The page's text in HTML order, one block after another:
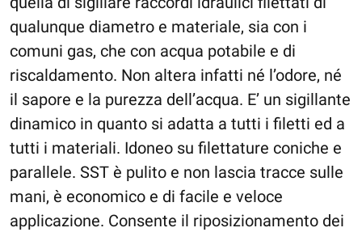
qualunque diametro e materiale, sia con i
comuni gas, che con acqua potabile e di
riscaldamento. Non altera infatti né l’odore, né
il sapore e la purezza dell’acqua. E’ un sigillante
dinamico in quanto si adatta a tutti i filetti ed a
tutti i materiali. Idoneo su filettature coniche e
parallele. SST è pulito e non lascia tracce sulle
mani, è economico e di facile e veloce
applicazione. Consente il riposizionamento dei